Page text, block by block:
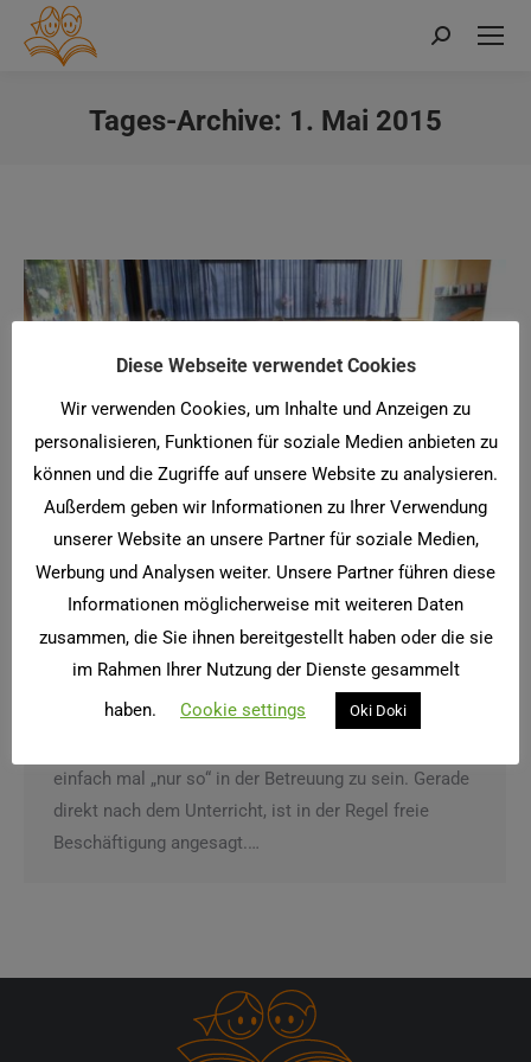
Search:
Tages-Archive: 1. Mai 2015
Im Betreuungsraum
Betreuung Von twister 1. Mai 2015
einfach mal „nur so“ in der Betreuung zu sein. Gerade
direkt nach dem Unterricht, ist in der Regel freie
Beschäftigung angesagt.…
Diese Webseite verwendet Cookies
Wir verwenden Cookies, um Inhalte und Anzeigen zu
personalisieren, Funktionen für soziale Medien anbieten zu
können und die Zugriffe auf unsere Website zu analysieren.
Außerdem geben wir Informationen zu Ihrer Verwendung
unserer Website an unsere Partner für soziale Medien,
Werbung und Analysen weiter. Unsere Partner führen diese
Informationen möglicherweise mit weiteren Daten
zusammen, die Sie ihnen bereitgestellt haben oder die sie
im Rahmen Ihrer Nutzung der Dienste gesammelt
haben.
Cookie settings Oki Doki